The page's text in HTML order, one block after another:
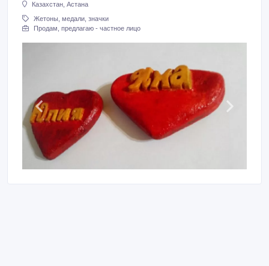
Казахстан, Астана
Жетоны, медали, значки
Продам, предлагаю - частное лицо